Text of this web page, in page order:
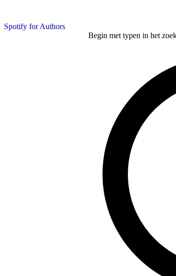
Spotify for Authors
Begin met typen in het